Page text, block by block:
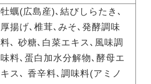
牡蠣(広島産)､結びしらたき､
厚揚げ､椎茸､みそ､発酵調味
料､ 砂糖､白菜エキス､風味調
味料､蛋白加水分解物､酵母エ
キス､ 香辛料､調味料(アミノ